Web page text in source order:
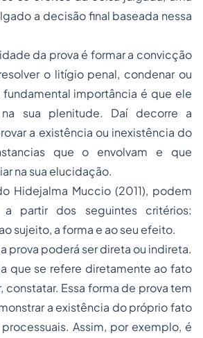
a decisão final baseada nessa
da prova é formar a convicção
o litígio penal, condenar ou
fundamental importância é que ele
sua plenitude. Daí decorre a
a existência ou inexistência do
que o envolvam e que
na sua elucidação.
Hidejalma Muccio (2011), podem
a partir dos seguintes critérios:
sujeito, a forma e ao seu efeito.
prova poderá ser direta ou indireta.
que se refere diretamente ao fato
constatar. Essa forma de prova tem
a existência do próprio fato
Assim, por exemplo, é